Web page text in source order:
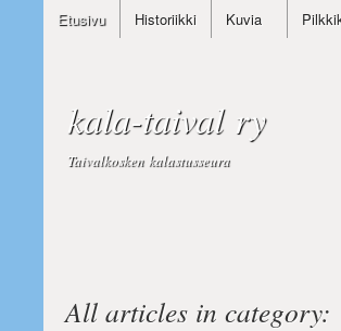
Etusivu Historiikki Kuvia
kala-taival ry
Taivalkosken kalastusseura
All articles in category: